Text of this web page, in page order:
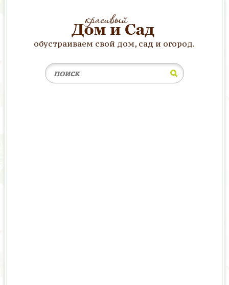
обустраиваем свой дом, сад и огород.